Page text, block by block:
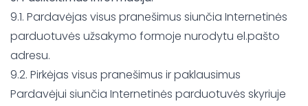
9.1. Pardavėjas visus pranešimus siunčia Internetinės
parduotuvės užsakymo formoje nurodytu el.pašto
adresu.
9.2. Pirkėjas visus pranešimus ir paklausimus
Pardavėjui siunčia Internetinės parduotuvės skyriuje